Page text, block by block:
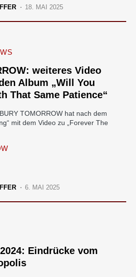
18. MAI 2025
weiteres Video
Album „Will You
That Same Patience“
TOMORROW hat nach dem
mit dem Video zu „Forever The
6. MAI 2025
Eindrücke vom